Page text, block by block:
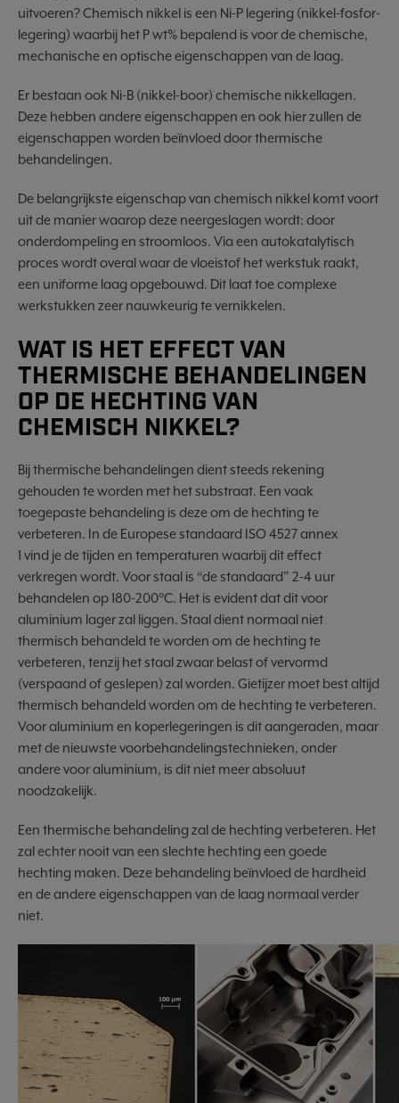
uitvoeren? Chemisch nikkel is een Ni-P legering (nikkel-fosfor-
legering) waarbij het P wt% bepalend is voor de chemische,
mechanische en optische eigenschappen van de laag.
Er bestaan ook Ni-B (nikkel-boor) chemische nikkellagen.
Deze hebben andere eigenschappen en ook hier zullen de
eigenschappen worden beïnvloed door thermische
behandelingen.
De belangrijkste eigenschap van chemisch nikkel komt voort
uit de manier waarop deze neergeslagen wordt: door
onderdompeling en stroomloos. Via een autokatalytisch
proces wordt overal waar de vloeistof het werkstuk raakt,
een uniforme laag opgebouwd. Dit laat toe complexe
werkstukken zeer nauwkeurig te vernikkelen.
WAT IS HET EFFECT VAN
THERMISCHE BEHANDELINGEN
OP DE HECHTING VAN
CHEMISCH NIKKEL?
Bij thermische behandelingen dient steeds rekening
gehouden te worden met het substraat. Een vaak
toegepaste behandeling is deze om de hechting te
verbeteren. In de Europese standaard ISO 4527 annex
1 vind je de tijden en temperaturen waarbij dit effect
verkregen wordt. Voor staal is “de standaard” 2-4 uur
behandelen op 180-200°C. Het is evident dat dit voor
aluminium lager zal liggen. Staal dient normaal niet
thermisch behandeld te worden om de hechting te
verbeteren, tenzij het staal zwaar belast of vervormd
(verspaand of geslepen) zal worden. Gietijzer moet best altijd
thermisch behandeld worden om de hechting te verbeteren.
Voor aluminium en koperlegeringen is dit aangeraden, maar
met de nieuwste voorbehandelingstechnieken, onder
andere voor aluminium, is dit niet meer absoluut
noodzakelijk.
Een thermische behandeling zal de hechting verbeteren. Het
zal echter nooit van een slechte hechting een goede
hechting maken. Deze behandeling beïnvloed de hardheid
en de andere eigenschappen van de laag normaal verder
niet.